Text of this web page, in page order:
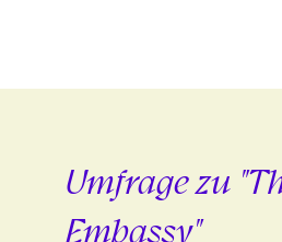
Umfrage zu
Embassy"